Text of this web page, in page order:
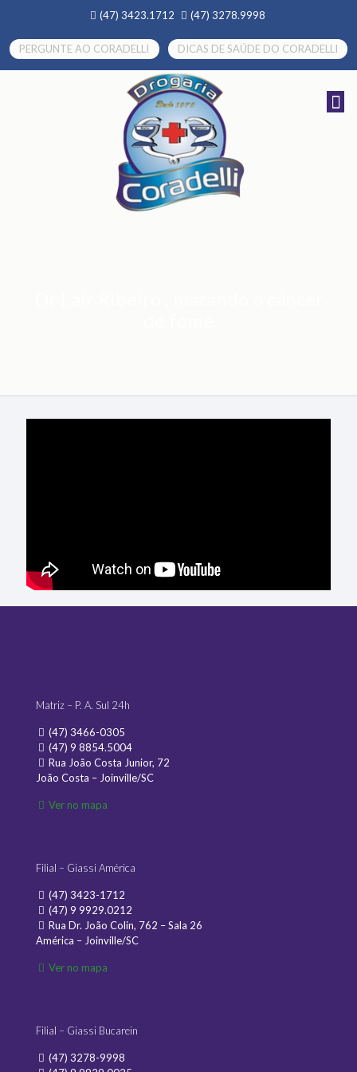
(47) 3423.1712 (47) 3278.9998
PERGUNTE AO CORADELLI DICAS DE SAÚDE DO CORADELLI
Matriz – P. A. Sul 24h
(47) 3466-0305
(47) 9 8854.5004
Rua João Costa Junior, 72
João Costa – Joinville/SC
Ver no mapa
Filial – Giassi América
(47) 3423-1712
(47) 9 9929.0212
Rua Dr. João Colin, 762 – Sala 26
América – Joinville/SC
Ver no mapa
Filial – Giassi Bucarein
(47) 3278-9998